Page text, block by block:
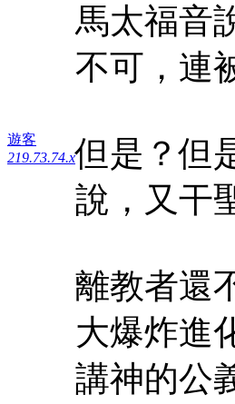
遊客
219.73.74.x
馬太福音
不可，連
但是？但
說，又干
離教者還
大爆炸進
講神的公